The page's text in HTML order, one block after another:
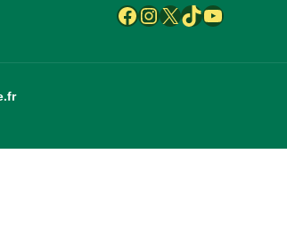
Facebook
Instagram
X TikTok
YouTube